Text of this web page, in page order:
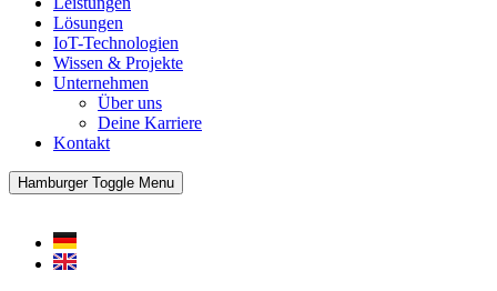
Lösungen
IoT-Technologien
Wissen & Projekte
Unternehmen
Über uns
Deine Karriere
Kontakt
Hamburger Toggle Menu